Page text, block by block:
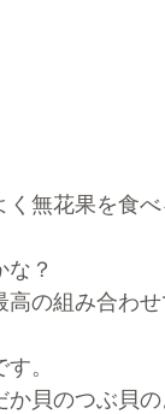
く無花果を食
？
高の組み合わ
。
か貝のつぶ貝